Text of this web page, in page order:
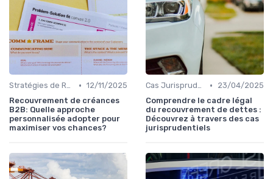
Stratégies de Recouvrement B2B • 12/11/2025
Recouvrement de créances
B2B: Quelle approche
personnalisée adopter pour
maximiser vos chances?
Cas Jurisprudentiels et Études de Cas •
23/04/2025
Comprendre le cadre légal
du recouvrement de dettes :
Découvrez à travers des cas
jurisprudentiels